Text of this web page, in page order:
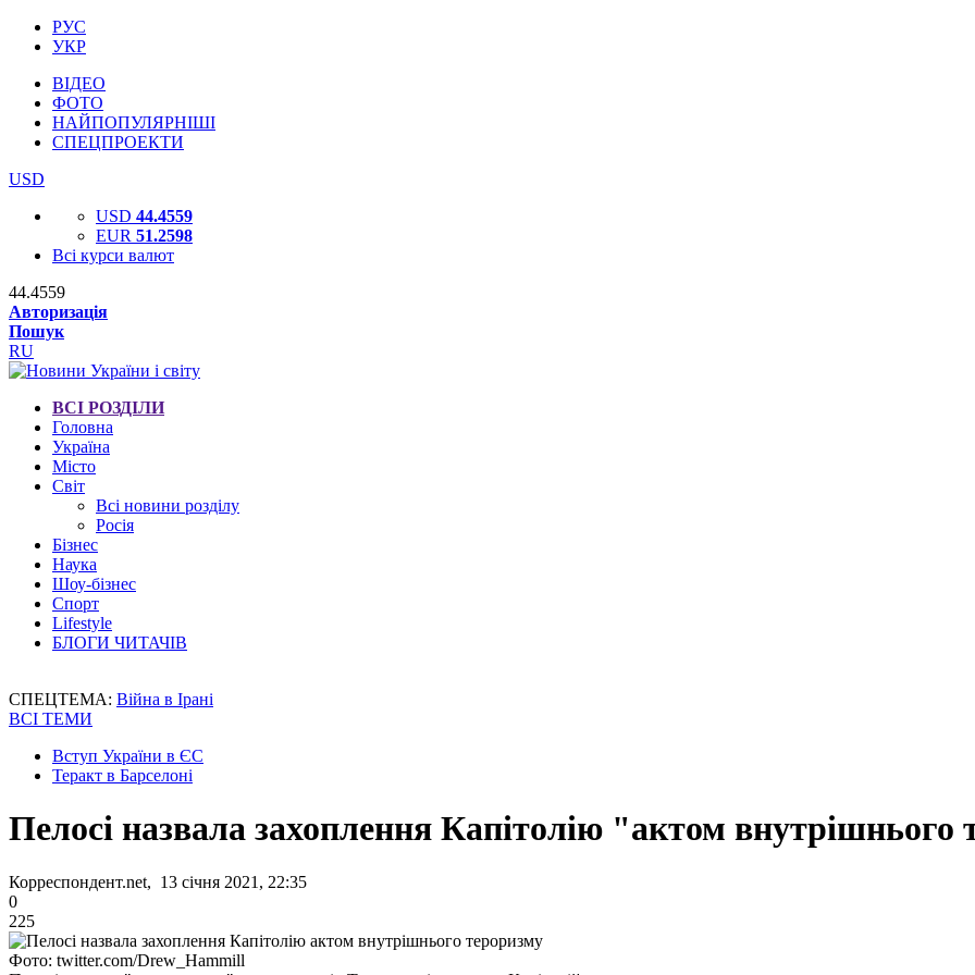
РУС
УКР
ВІДЕО
ФОТО
НАЙПОПУЛЯРНІШІ
СПЕЦПРОЕКТИ
USD
USD 44.4559
EUR 51.2598
Всі курси валют
44.4559
Авторизація
Пошук
RU
ВСІ РОЗДІЛИ
Головна
Україна
Місто
Світ
Всі новини розділу
Росія
Бізнес
Наука
Шоу-бізнес
Спорт
Lifestyle
БЛОГИ ЧИТАЧІВ
СПЕЦТЕМА: Війна в Ірані
ВСІ ТЕМИ
Вступ України в ЄС
Теракт в Барселоні
Пелосі назвала захоплення Капітолію "актом внутрішнього
Корреспондент.net, 13 січня 2021, 22:35
0
225
Фото: twitter.com/Drew_Hammill